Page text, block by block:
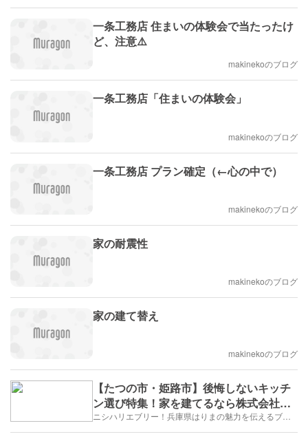
一条工務店 住まいの体験会で当たったけ
ど、注意⚠️
makinekoのブログ
一条工務店「住まいの体験会」
makinekoのブログ
一条工務店 プラン確定（←心の中で）
makinekoのブログ
家の耐震性
makinekoのブログ
家の建て替え
makinekoのブログ
【たつの市・姫路市】後悔しないキッチ
ン選び特集！家を建てるなら株式会社寺
井工務店